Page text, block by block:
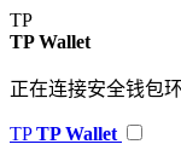
TP
TP Wallet
正在连接安全钱包
TP TP Wallet